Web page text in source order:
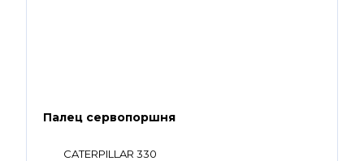
Палец сервопоршня
CATERPILLAR 330